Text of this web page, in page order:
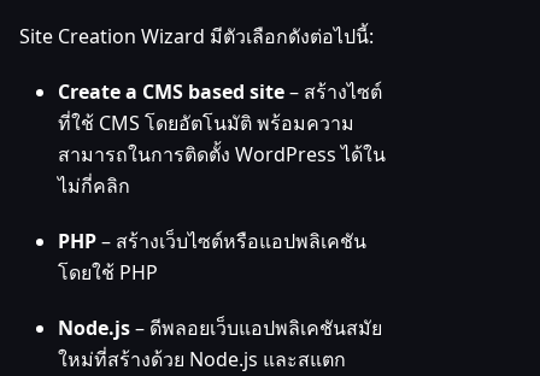
Site Creation Wizard มีตัวเลือกดังต่อไปนี้:
Create a CMS based site– สร้างไซต์
ที่ใช้ CMS โดยอัตโนมัติ พร้อมความ
สามารถในการติดตั้ง WordPress ได้ใน
ไม่กี่คลิก
PHP– สร้างเว็บไซต์หรือแอปพลิเคชัน
โดยใช้ PHP
Node.js– ดีพลอยเว็บแอปพลิเคชันสมัย
ใหม่ที่สร้างด้วย Node.js และสแตก